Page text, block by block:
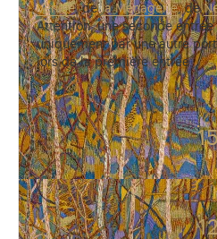
Venise, dela Ménagerie, de
Attention, une seconde
uniquement par une autre
lors de la première entrée.
Visiteurs âgés de 6 à 17